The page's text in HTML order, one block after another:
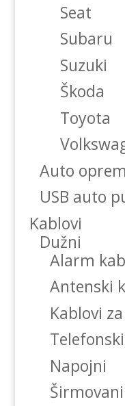
Seat
Subaru
Suzuki
Škoda
Toyota
Auto
USB auto
Kablovi
Dužni
Alarm
Antenski
Kablovi
Telefonski
Napojni
Širmovani